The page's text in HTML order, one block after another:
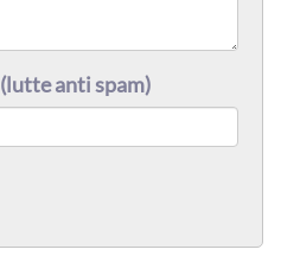
(lutte anti spam)